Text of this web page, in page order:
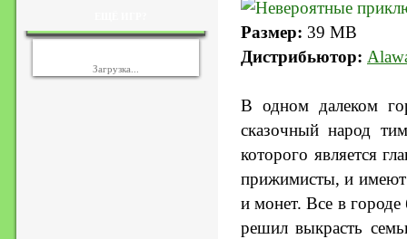
Загрузка...
Размер: 39 MB
Дистрибьютор:
В одном далеком
сказочный народ
которого является
прижимисты, и имеют
и монет. Все в
решил выкрасть